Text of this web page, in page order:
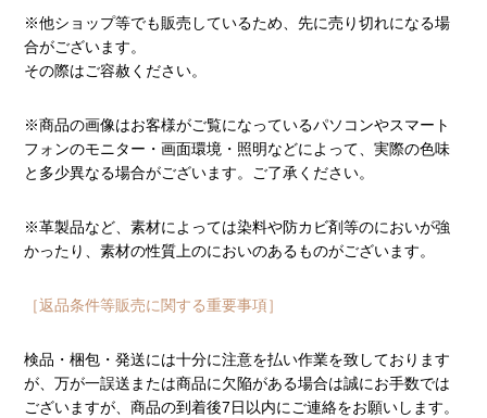
※他ショップ等でも販売しているため、先に売り切れになる場
合がございます。
その際はご容赦ください。
※商品の画像はお客様がご覧になっているパソコンやスマート
フォンのモニター・画面環境・照明などによって、実際の色味
と多少異なる場合がございます。ご了承ください。
※革製品など、素材によっては染料や防カビ剤等のにおいが強
かったり、素材の性質上のにおいのあるものがございます。
［返品条件等販売に関する重要事項］
検品・梱包・発送には十分に注意を払い作業を致しております
が、万が一誤送または商品に欠陥がある場合は誠にお手数では
ございますが、商品の到着後7日以内にご連絡をお願いします。